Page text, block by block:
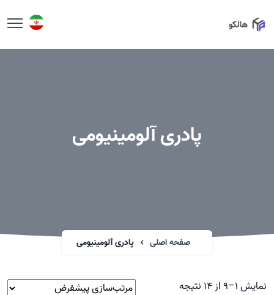
پادری آلومینیومی
صفحه اصلی پادری آلومینیومی
نمایش 1–9 از 14 نتیجه